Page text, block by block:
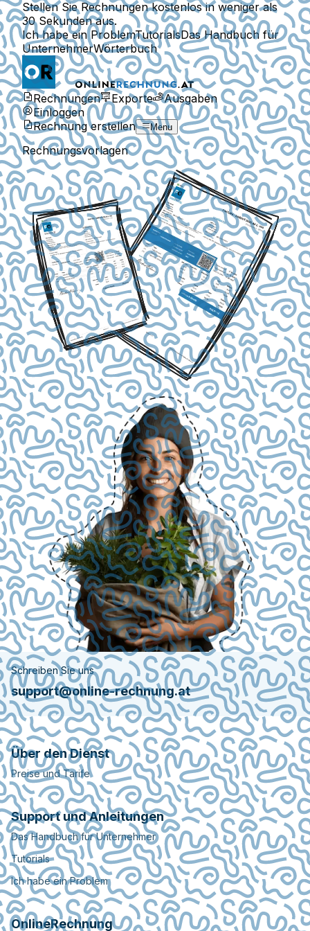
Stellen Sie Rechnungen kostenlos in weniger als
30 Sekunden aus.
Ich habe ein ProblemTutorialsDas Handbuch für
UnternehmerWörterbuch
Rechnungen Exporte
Ausgaben
Einloggen
Rechnung erstellen
Menu
Rechnungsvorlagen
Schreiben Sie uns
support@online-rechnung.at
Über den Dienst
Preise und Tarife
Support und Anleitungen
Das Handbuch für Unternehmer
Tutorials
Ich habe ein Problem
OnlineRechnung